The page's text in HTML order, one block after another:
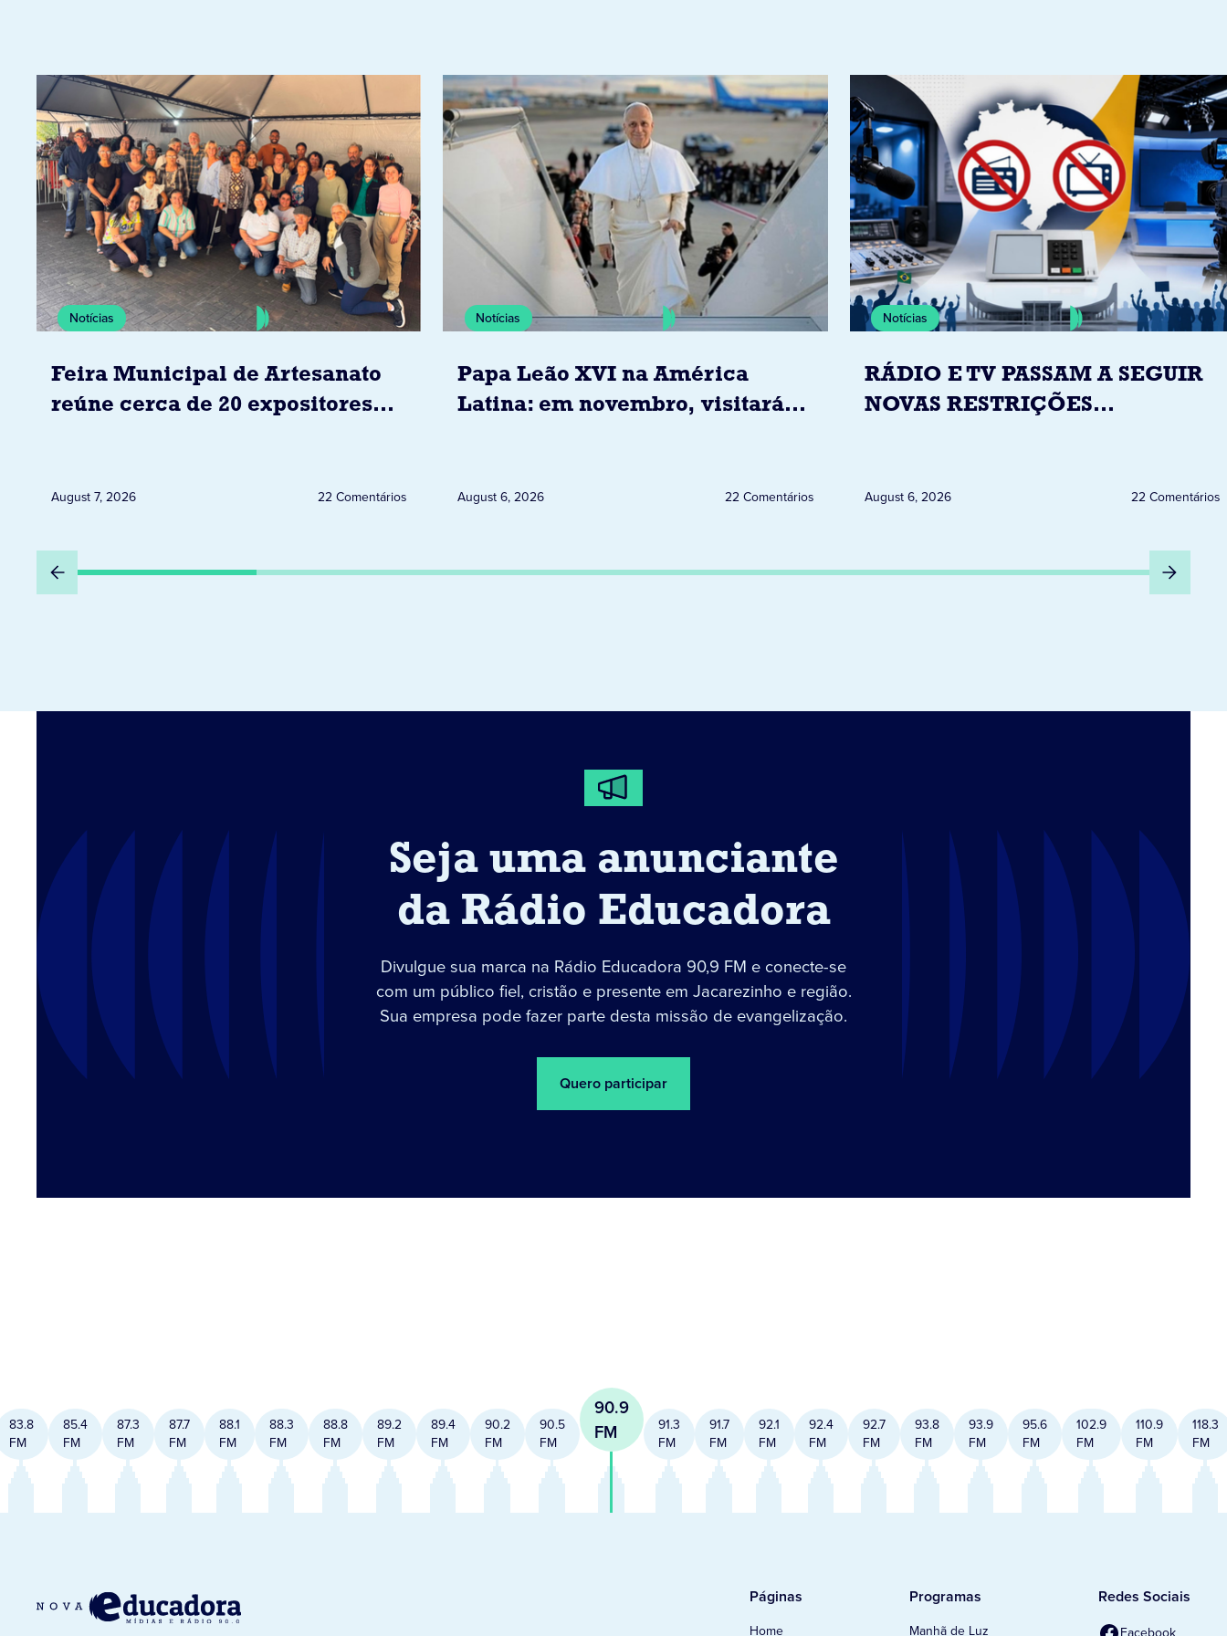
Notícias
Feira Municipal de Artesanato
reúne cerca de 20 expositores
August 7, 2026 22 Comentários
Notícias
Papa Leão XVI na América
Latina: em novembro, visitará
August 6, 2026 22 Comentários
Notícias
RÁDIO E TV PASSAM A SEGUIR
NOVAS RESTRIÇÕES
August 6, 2026 22 Comentários
Seja uma anunciante
da Rádio Educadora
Divulgue sua marca na Rádio Educadora 90,9 FM e conecte-se
com um público fiel, cristão e presente em Jacarezinho e região.
Sua empresa pode fazer parte desta missão de evangelização.
Quero participar
83.8
FM
85.4
FM
87.3
FM
87.7
FM
88.1
FM
88.3
FM
88.8
FM
89.2
FM
89.4
FM
90.2
FM
90.5
FM
90.9
FM
91.3
FM
91.7
FM
92.1
FM
92.4
FM
92.7
FM
93.8
FM
93.9
FM
95.6
FM
102.9
FM
110.9
FM
118.3
FM
Páginas
Home
Programas
Manhã de Luz
Redes Sociais